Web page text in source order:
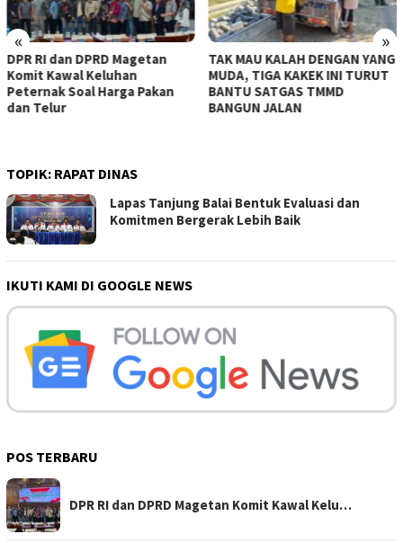
« »
TAK MAU KALAH DENGAN YANG
MUDA, TIGA KAKEK INI TURUT
BANTU SATGAS TMMD
BANGUN JALAN
KERASNYA BAHU JALAN
MAMPU DITEMBUS,
TMMD KE-129 KERAHKAN
MESIN-MESIN BOR
TOPIK: RAPAT DINAS
Lapas Tanjung Balai Bentuk Evaluasi dan
Komitmen Bergerak Lebih Baik
IKUTI KAMI DI GOOGLE NEWS
POS TERBARU
DPR RI dan DPRD Magetan Komit Kawal Kelu…